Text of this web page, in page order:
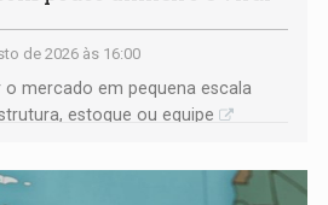
de 2026 às 16:00
o mercado em pequena escala
estoque ou equipe